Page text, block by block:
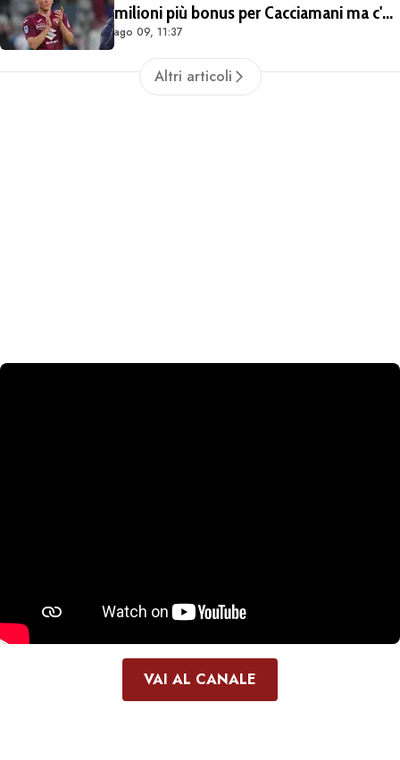
milioni più bonus per Cacciamani ma c'è
distanza, interesse anche dell'Inter.
Cherubini vicino al Benevento
ago 09, 11:37
Altri articoli
VAI AL CANALE